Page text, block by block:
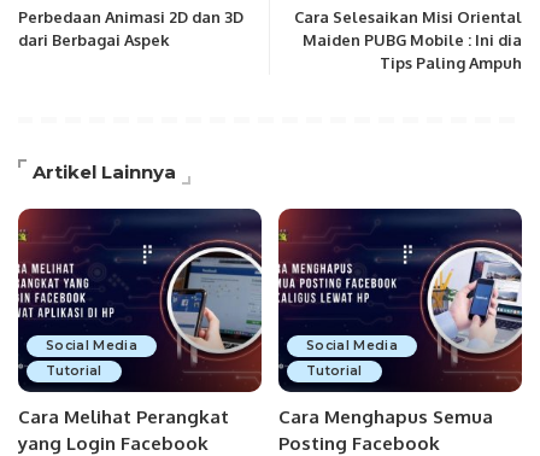
Perbedaan Animasi 2D dan 3D
dari Berbagai Aspek
Cara Selesaikan Misi Oriental
Maiden PUBG Mobile : Ini dia
Tips Paling Ampuh
Artikel Lainnya
Social Media
Tutorial
Cara Melihat Perangkat
yang Login Facebook
Social Media
Tutorial
Cara Menghapus Semua
Posting Facebook